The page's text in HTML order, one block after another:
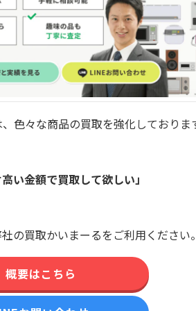
色々な商品の買取を強化しておりま
高い金額で買取して欲しい」
の買取かいまーるをご利用ください
概要はこちら